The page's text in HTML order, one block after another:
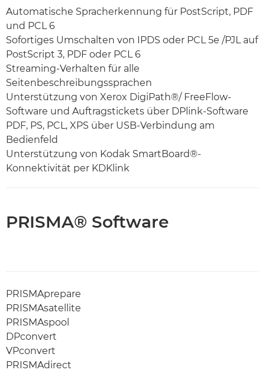
Automatische Spracherkennung für PostScript, PDF
und PCL 6
Sofortiges Umschalten von IPDS oder PCL 5e /PJL auf
PostScript 3, PDF oder PCL 6
Streaming-Verhalten für alle
Seitenbeschreibungssprachen
Unterstützung von Xerox DigiPath®/ FreeFlow-
Software und Auftragstickets über DPlink-Software
PDF, PS, PCL, XPS über USB-Verbindung am
Bedienfeld
Unterstützung von Kodak SmartBoard®-
Konnektivität per KDKlink
PRISMA® Software
PRISMAprepare
PRISMAsatellite
PRISMAspool
DPconvert
VPconvert
PRISMAdirect